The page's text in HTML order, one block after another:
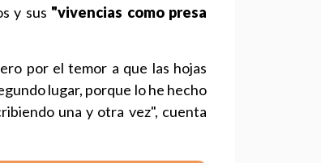
y sus "vivencias como presa
por el temor a que las hojas
lugar, porque lo he hecho
una y otra vez", cuenta